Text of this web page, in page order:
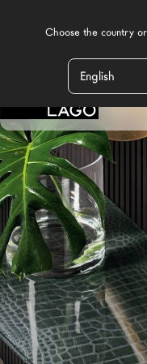
Prodotti
Ispirazione
Configuratore
Contract
Negozi
Nuovi Prodotti MDW26
Promozioni
Il Brand
DESIGN
CONSOLLE DEBA